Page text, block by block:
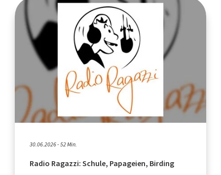
30.06.2026 - 52 Min.
Radio Ragazzi: Schule, Papageien, Birding